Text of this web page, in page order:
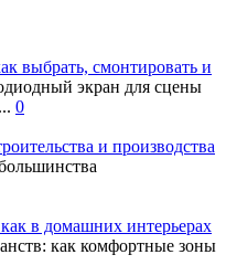
выбрать, смонтировать и
экран для сцены
0
и производства
в домашних интерьерах
как комфортные зоны